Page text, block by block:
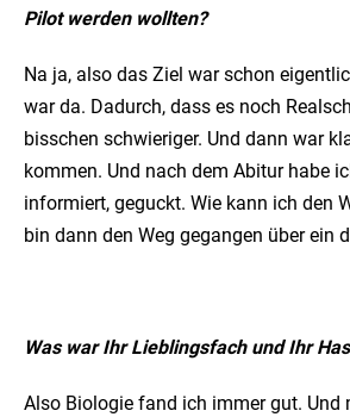
Pilot werden wollten?
Na ja, also das Ziel war schon
war da. Dadurch, dass es noch
bisschen schwieriger. Und dann war
kommen. Und nach dem Abitur habe
informiert, geguckt. Wie kann ich den
bin dann den Weg gegangen über ein
Was war Ihr Lieblingsfach und Ihr
Also Biologie fand ich immer gut. Und